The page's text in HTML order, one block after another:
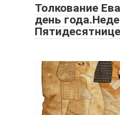
Толкование
день
Пятидесятнице